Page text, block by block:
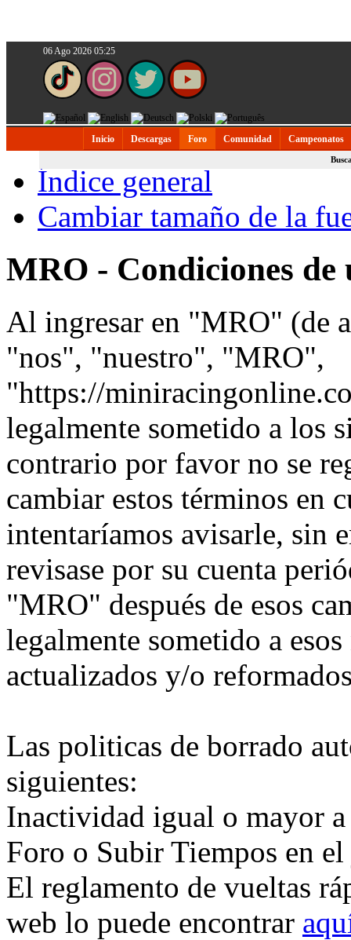
06 Ago 2026 05:25
Inicio Descargas Foro Comunidad Campeonatos
Índice general
Cambiar tamaño de la
MRO - Condiciones de
Al ingresar en "MRO" (de
"nos", "nuestro", "MRO",
"https://
legalmente sometido a los
contrario por favor no se
cambiar estos términos en
intentaríamos avisarle, sin
revisase por su cuenta
"MRO" después de esos
legalmente sometido a
actualizados y/o
Las politicas de borrado
siguientes:
Inactividad igual o mayor a
Foro o Subir Tiempos en
El reglamento de vueltas
web lo puede encontrar